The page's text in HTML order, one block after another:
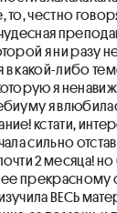
честно
я ни разу
какой-либо
я
я
кстати,
сильно
2 месяца!
ее прекрасному
ВЕСЬ